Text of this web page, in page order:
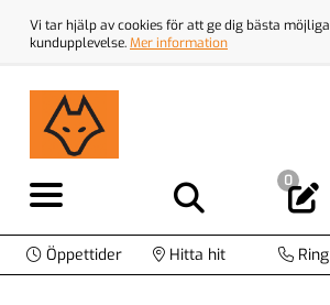
Vi tar hjälp av cookies för att ge dig bästa möjliga
kundupplevelse.Mer information
0
Öppettider Hitta hit Ring